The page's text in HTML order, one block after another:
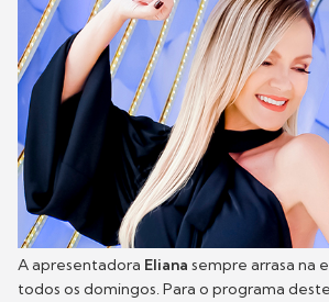
A apresentadora Eliana sempre arrasa na
todos os domingos. Para o programa